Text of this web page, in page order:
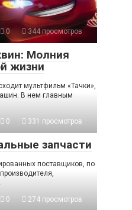
0
344 просмотров
Молния
жизни
мультфильм «Тачки»,
В нем главным
0
331 просмотров
запчасти
поставщиков, по
0
274 просмотров